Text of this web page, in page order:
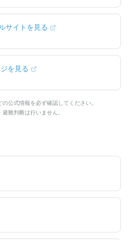
サイトを見る
を見る
公式情報を必ず確認してください。
難判断は行いません。